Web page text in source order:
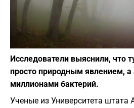
Исследователи выяснили, что
просто природным явлением, а
миллионами бактерий.
Ученые из Университета штата